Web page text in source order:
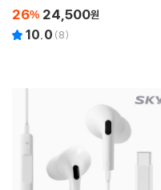
26% 24,500원
10.0 (8)